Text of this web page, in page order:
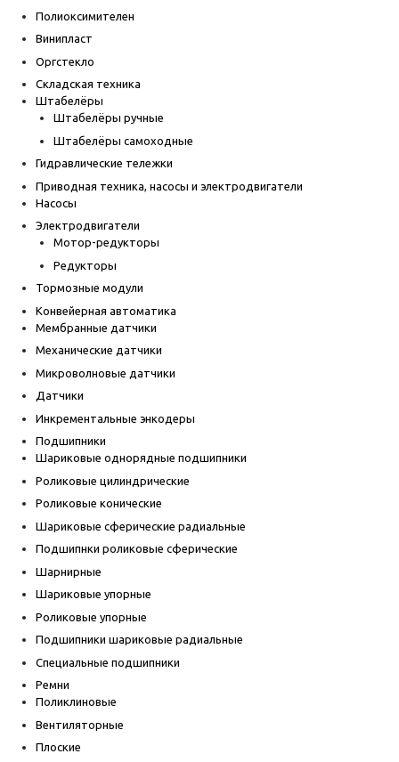
Полиоксимителен
Винипласт
Оргстекло
Складская техника
Штабелёры
Штабелёры ручные
Штабелёры самоходные
Гидравлические тележки
Приводная техника, насосы и электродвигатели
Насосы
Электродвигатели
Мотор-редукторы
Редукторы
Тормозные модули
Конвейерная автоматика
Мембранные датчики
Механические датчики
Микроволновые датчики
Датчики
Инкрементальные энкодеры
Подшипники
Шариковые однорядные подшипники
Роликовые цилиндрические
Роликовые конические
Шариковые сферические радиальные
Подшипнки роликовые сферические
Шарнирные
Шариковые упорные
Роликовые упорные
Подшипники шариковые радиальные
Специальные подшипники
Ремни
Поликлиновые
Вентиляторные
Плоские